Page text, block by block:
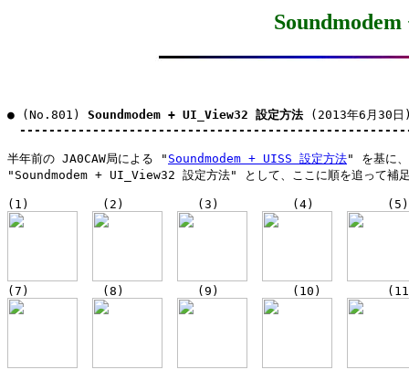
● (No.801) Soundmodem + UI_View32 設定方法 (2013年6月30日
半年前の JA0CAW局による " Soundmodem + UISS 設定方法" を基に
"Soundmodem + UI_View32 設定方法" として、ここに順を追って補